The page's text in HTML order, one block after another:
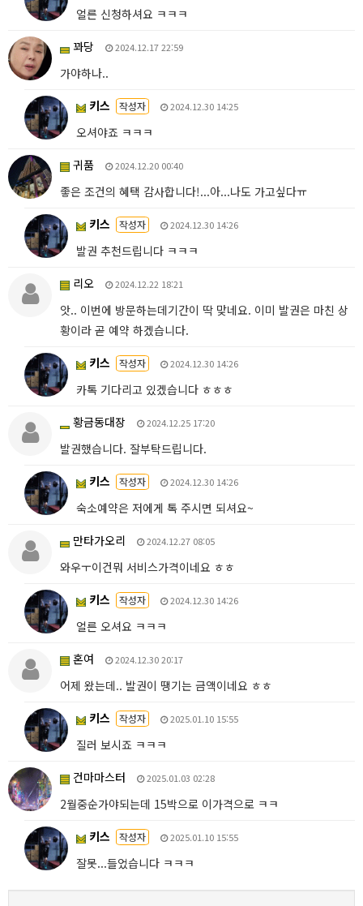
얼른 신청하셔요 ㅋㅋㅋ
꽈당
2024.12.17 22:59
가야하나..
키스
작성자 2024.12.30 14:25
오셔야죠 ㅋㅋㅋ
귀품
2024.12.20 00:40
좋은 조건의 혜택 감사합니다!...아...나도 가고싶다ㅠ
키스
작성자 2024.12.30 14:26
발권 추천드립니다 ㅋㅋㅋ
리오
2024.12.22 18:21
앗.. 이번에 방문하는데기간이 딱 맞네요. 이미 발권은 마친 상
황이라 곧 예약 하겠습니다.
키스
작성자 2024.12.30 14:26
카톡 기다리고 있겠습니다 ㅎㅎㅎ
황금동대장
2024.12.25 17:20
발권했습니다. 잘부탁드립니다.
키스
작성자 2024.12.30 14:26
숙소예약은 저에게 톡 주시면 되셔요~
만타가오리
2024.12.27 08:05
와우ㅜ이건뭐 서비스가격이네요 ㅎㅎ
키스
작성자 2024.12.30 14:26
얼른 오셔요 ㅋㅋㅋ
혼여
2024.12.30 20:17
어제 왔는데.. 발권이 땡기는 금액이네요 ㅎㅎ
키스
작성자 2025.01.10 15:55
질러 보시죠 ㅋㅋㅋ
건마마스터
2025.01.03 02:28
2월중순가야되는데 15박으로 이가격으로 ㅋㅋ
키스
작성자 2025.01.10 15:55
잘못...들었습니다 ㅋㅋㅋ